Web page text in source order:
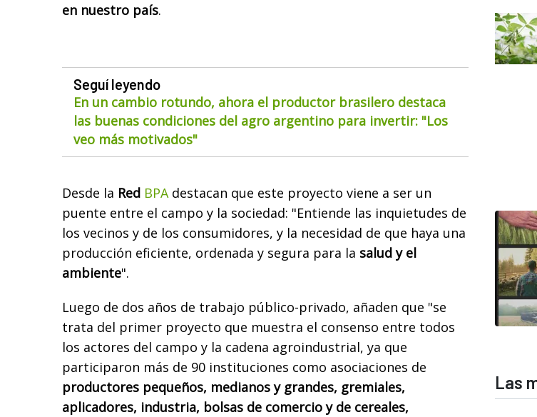
en nuestro país.
Seguí leyendo
En un cambio rotundo, ahora el productor brasilero destaca
las buenas condiciones del agro argentino para invertir: "Los
veo más motivados"
Desde la Red BPA destacan que este proyecto viene a ser un
puente entre el campo y la sociedad: "Entiende las inquietudes de
los vecinos y de los consumidores, y la necesidad de que haya una
producción eficiente, ordenada y segura para la salud y el
ambiente".
Luego de dos años de trabajo público-privado, añaden que "se
trata del primer proyecto que muestra el consenso entre todos
los actores del campo y la cadena agroindustrial, ya que
participaron más de 90 instituciones como asociaciones de
productores pequeños, medianos y grandes, gremiales,
aplicadores, industria, bolsas de comercio y de cereales,
Las